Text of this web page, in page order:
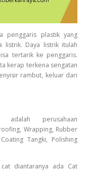
penggaris plastik yang
listrik. Daya listrik itulah
tertarik ke penggaris.
kerap terkena sengatan
rambut, keluar dari
perusahaan
Wrapping, Rubber
Tangki, Polishing
diantaranya ada Cat